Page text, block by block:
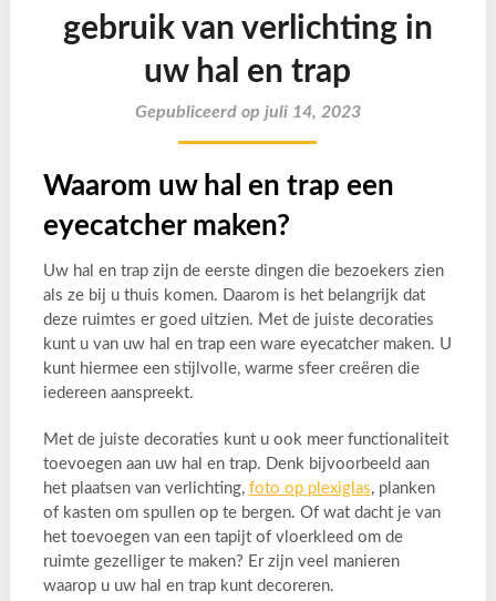
gebruik van verlichting in
uw hal en trap
Gepubliceerd op juli 14, 2023
Waarom uw hal en trap een
eyecatcher maken?
Uw hal en trap zijn de eerste dingen die bezoekers zien
als ze bij u thuis komen. Daarom is het belangrijk dat
deze ruimtes er goed uitzien. Met de juiste decoraties
kunt u van uw hal en trap een ware eyecatcher maken. U
kunt hiermee een stijlvolle, warme sfeer creëren die
iedereen aanspreekt.
Met de juiste decoraties kunt u ook meer functionaliteit
toevoegen aan uw hal en trap. Denk bijvoorbeeld aan
het plaatsen van verlichting, foto op plexiglas, planken
of kasten om spullen op te bergen. Of wat dacht je van
het toevoegen van een tapijt of vloerkleed om de
ruimte gezelliger te maken? Er zijn veel manieren
waarop u uw hal en trap kunt decoreren.